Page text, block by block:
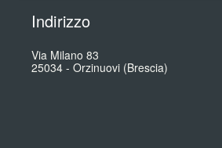
Indirizzo
Via Milano 83
25034 - Orzinuovi (Brescia)